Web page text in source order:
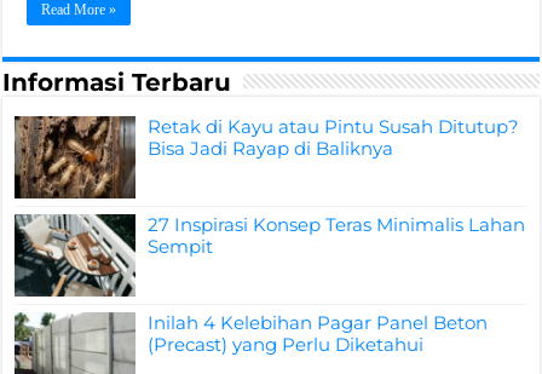
Read More »
Informasi Terbaru
Retak di Kayu atau Pintu Susah Ditutup?
Bisa Jadi Rayap di Baliknya
27 Inspirasi Konsep Teras Minimalis Lahan
Sempit
Inilah 4 Kelebihan Pagar Panel Beton
(Precast) yang Perlu Diketahui